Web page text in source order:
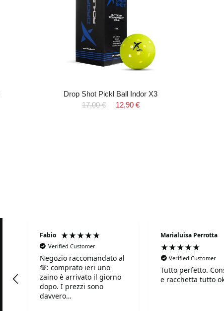
Drop Shot Pickl Ball Indor X3
17,00 €
12,90 €
Fabio
Verified Customer
Negozio raccomandato al
💯: comprato ieri uno
zaino è arrivato il giorno
dopo. I prezzi sono
davvero
Marialuisa Perrotta
Verified Customer
Tutto perfetto.
e racchetta tutto